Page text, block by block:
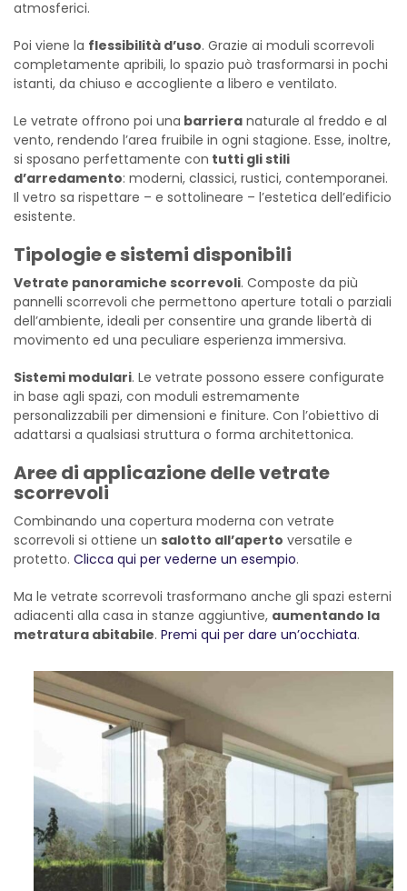
atmosferici.
Poi viene la flessibilità d’uso. Grazie ai moduli scorrevoli
completamente apribili, lo spazio può trasformarsi in pochi
istanti, da chiuso e accogliente a libero e ventilato.
Le vetrate offrono poi una barriera naturale al freddo e al
vento, rendendo l’area fruibile in ogni stagione. Esse, inoltre,
si sposano perfettamente con tutti gli stili
d’arredamento: moderni, classici, rustici, contemporanei.
Il vetro sa rispettare – e sottolineare – l’estetica dell’edificio
esistente.
Tipologie e sistemi disponibili
Vetrate panoramiche scorrevoli. Composte da più
pannelli scorrevoli che permettono aperture totali o parziali
dell’ambiente, ideali per consentire una grande libertà di
movimento ed una peculiare esperienza immersiva.
Sistemi modulari. Le vetrate possono essere configurate
in base agli spazi, con moduli estremamente
personalizzabili per dimensioni e finiture. Con l’obiettivo di
adattarsi a qualsiasi struttura o forma architettonica.
Aree di applicazione delle vetrate
scorrevoli
Combinando una copertura moderna con vetrate
scorrevoli si ottiene un salotto all’aperto versatile e
protetto. Clicca qui per vederne un esempio.
Ma le vetrate scorrevoli trasformano anche gli spazi esterni
adiacenti alla casa in stanze aggiuntive, aumentando la
metratura abitabile. Premi qui per dare un’occhiata.